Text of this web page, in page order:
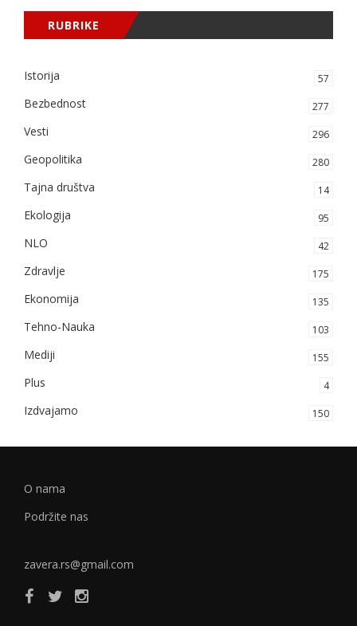
RUBRIKE
Istorija 57
Bezbednost 277
Vesti 296
Geopolitika 280
Tajna društva 14
Ekologija 95
NLO 42
Zdravlje 175
Ekonomija 135
Tehno-Nauka 103
Mediji 155
Plus 4
Izdvajamo 150
O nama
Podržite nas
zavera.rs@gmail.com